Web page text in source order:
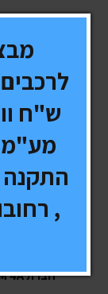
OSRAM
חברת OSRAM 4A
מע"מ
התקנה